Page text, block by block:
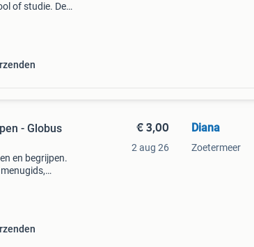
of studie. De
- Globus
en begrijpen.
€ 3,00
2 aug 26
Diana
Zoetermeer